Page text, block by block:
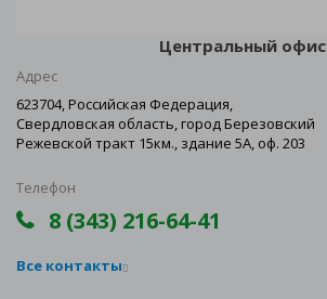
Центральный офис
Адрес
623704, Российская Федерация,
Свердловская область, город Березовский
Режевской тракт 15км., здание 5А, оф. 203
Телефон
8 (343) 216-64-41
Все контакты